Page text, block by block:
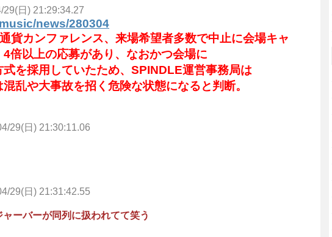
29(日) 21:29:34.27
news/280304
貨カンファレンス、来場希望者多数で中止に会場キャ
倍以上の応募があり、なおかつ会場に
式を採用していたため、SPINDLE運営事務局は
乱や大事故を招く危険な状態になると判断。
29(日) 21:30:11.06
29(日) 21:31:42.55
ーバーが同列に扱われてて笑う